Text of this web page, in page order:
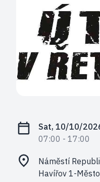
Sat, 10/10/
07:00 - 17:00
Náměstí
Havířov 1-